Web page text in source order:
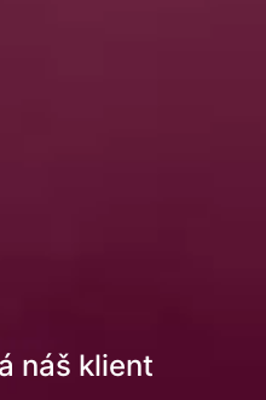
náš klient